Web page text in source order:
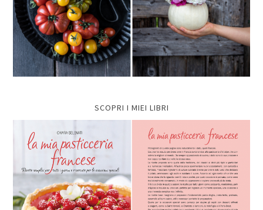
SCOPRI I MIEI LIBRI